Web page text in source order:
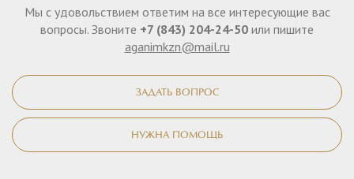
Мы с удовольствием ответим на все интересующие вас
вопросы. Звоните +7 (843) 204-24-50 или пишите
aganimkzn@mail.ru
ЗАДАТЬ ВОПРОС
НУЖНА ПОМОЩЬ